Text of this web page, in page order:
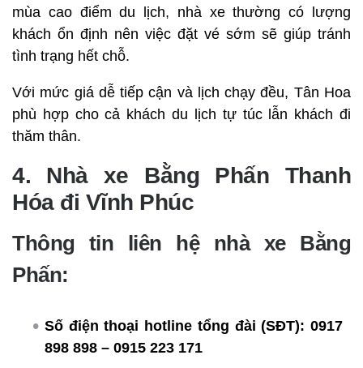
mùa cao điểm du lịch, nhà xe thường có lượng
khách ổn định nên việc đặt vé sớm sẽ giúp tránh
tình trạng hết chỗ.
Với mức giá dễ tiếp cận và lịch chạy đều, Tân Hoa
phù hợp cho cả khách du lịch tự túc lẫn khách đi
thăm thân.
4. Nhà xe Bằng Phấn Thanh
Hóa đi Vĩnh Phúc
Thông tin liên hệ nhà xe Bằng
Phấn:
Số điện thoại hotline tổng đài (SĐT): 0917
898 898 – 0915 223 171